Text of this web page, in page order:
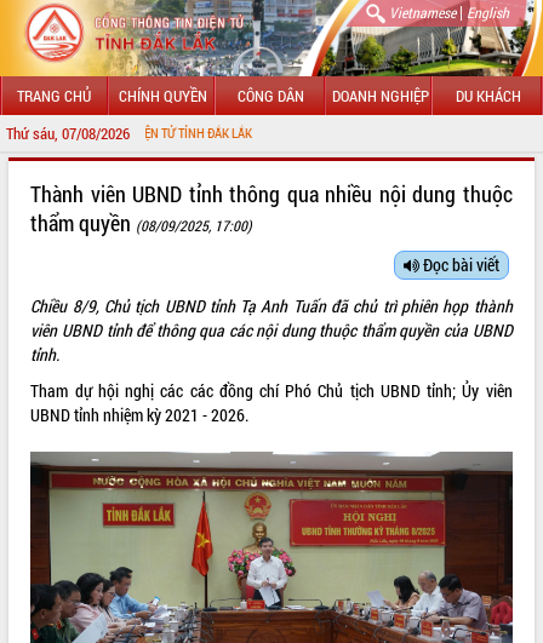
Vietnamese| English
TRANG CHỦ CHÍNH QUYỀN CÔNG DÂN DOANH NGHIỆP DU KHÁCH
Thứ sáu, 07/08/2026
THÔNG TIN ĐIỆN TỬ TỈNH ĐẮK LẮK
LÃNH ĐẠO UBND TỈNH
SỞ, BAN, NGÀNH
THÔNG TIN CHỈ ĐẠO ĐIỀU HÀNH
HỆ THỐNG VĂN BẢN
VĂN BẢN HĐND TỈNH
ĐIỂM TIN VĂN BẢN
QUY HOẠCH - KẾ HOẠCH
Thành viên UBND tỉnh thông qua nhiều nội dung thuộc
thẩm quyền (08/09/2025, 17:00)
Đọc bài viết
Chiều 8/9, Chủ tịch UBND tỉnh Tạ Anh Tuấn đã chủ trì phiên họp thành
viên UBND tỉnh để thông qua các nội dung thuộc thẩm quyền của UBND
tỉnh.
Tham dự hội nghị các các đồng chí Phó Chủ tịch UBND tỉnh; Ủy viên
UBND tỉnh nhiệm kỳ 2021 - 2026.